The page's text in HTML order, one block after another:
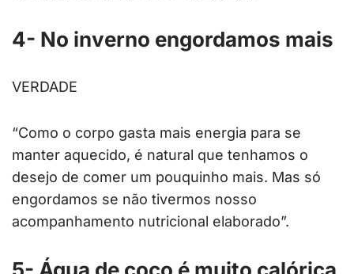
4- No inverno engordamos mais
VERDADE
“Como o corpo gasta mais energia para se
manter aquecido, é natural que tenhamos o
desejo de comer um pouquinho mais. Mas só
engordamos se não tivermos nosso
acompanhamento nutricional elaborado”.